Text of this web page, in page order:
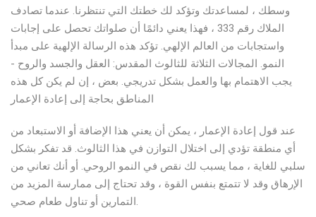
وسطك ، لمساعدتك وتؤكد لك خطتك التي تنتظرنا. عندما تصادف
الملاك رقم 333 ، فهذا يعني دائمًا أن صلواتك تحصل على إجابات
واستجابات من العالم الإلهي. تؤكد هذه الرسالة الإلهية على مبدأ
النمو. المجالات الثلاثة للثالوث المقدس: العقل والجسد والروح -
يجب الاهتمام بها والعمل بشكل تدريجي. بعض ، إن لم يكن كل هذه
المناطق بحاجة إلى إعادة الإعمار
عند قول إعادة الإعمار ، يمكن أن يعني هذا الإضافة أو الاستبعاد من
أي منطقة تؤدي إلى اختلال التوازن في هذا الثالوث. قد تفكر بشكل
سلبي للغاية ، مما يسبب لك نقص في النمو الروحي. أو أنك تعاني من
الإرهاق وقد لا تتمتع بنفس القوة ، وقد تحتاج إلى ممارسة المزيد من
التمارين أو تناول طعام صحي.